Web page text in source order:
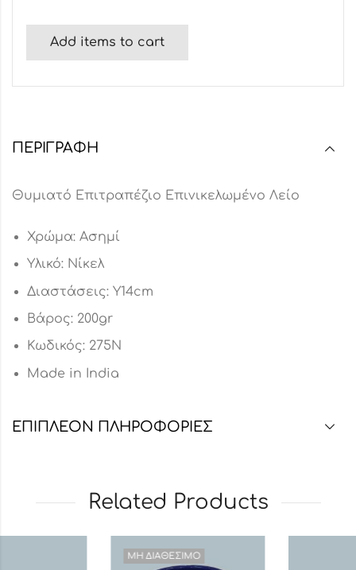
Add items to cart
ΠΕΡΙΓΡΑΦΉ
Θυμιατό Επιτραπέζιο Επινικελωμένο Λείο
Χρώμα: Ασημί
Υλικό: Νίκελ
Διαστάσεις: Υ14cm
Βάρος: 200gr
Κωδικός: 275N
Made in India
ΕΠΙΠΛΈΟΝ ΠΛΗΡΟΦΟΡΊΕΣ
Related Products
ΜΗ ΔΙΑΘΈΣΙΜΟ